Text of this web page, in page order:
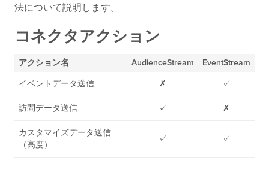
法について説明します。
コネクタアクション
アクション名 AudienceStream EventStream
イベントデータ送信 ✗ ✓
訪問データ送信 ✓ ✗
カスタマイズデータ送信
（高度）
✓ ✓